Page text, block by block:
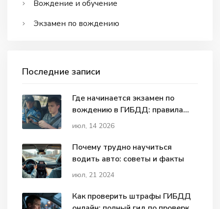
Вождение и обучение
Экзамен по вождению
Последние записи
Где начинается экзамен по
вождению в ГИБДД: правила
старта и типичные ошибки
июл, 14 2026
Почему трудно научиться
водить авто: советы и факты
июл, 21 2024
Как проверить штрафы ГИБДД